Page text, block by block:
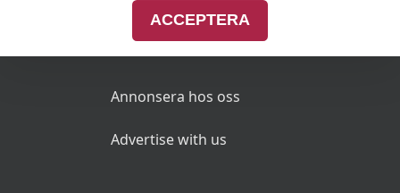
Annonsera hos oss
Advertise with us
ACCEPTERA